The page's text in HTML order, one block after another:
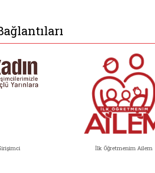
İlk Öğretmenim Ailem